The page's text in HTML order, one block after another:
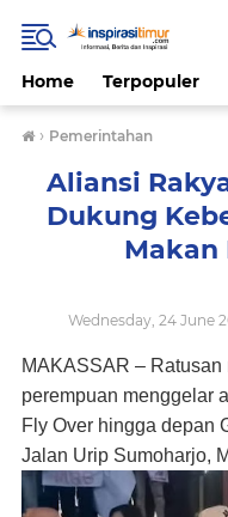
Home Terpopuler
› Pemerintahan
Aliansi
Dukung
Makan
Wednesday, 24 June
MAKASSAR –
perempuan menggelar
Fly Over hingga depan
Jalan Urip Sumoharjo,